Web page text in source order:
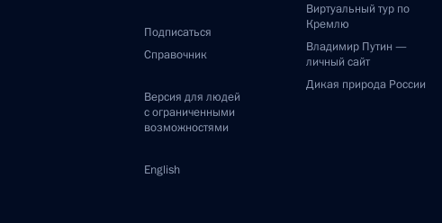
Подписаться
Справочник
Версия для людей
с ограниченными
возможностями
English
Виртуальный тур по
Кремлю
Владимир Путин —
личный сайт
Дикая природа России